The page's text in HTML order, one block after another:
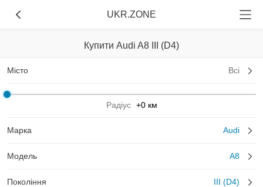
UKR.ZONE
Купити Audi A8 III (D4)
Місто Всі
Радіус +0 км
Марка Audi
Модель A8
Покоління III (D4)